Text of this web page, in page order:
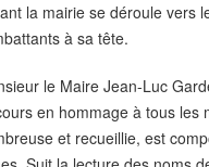
la mairie se déroule vers
à sa tête.
le Maire Jean-Luc
en hommage à tous les
et recueillie, est